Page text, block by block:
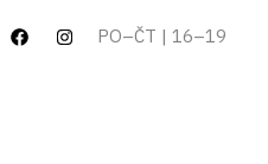
PO–ČT | 16–19